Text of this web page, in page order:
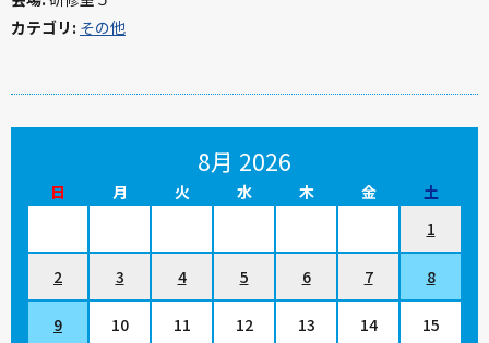
カテゴリ: その他
8月 2026
日 月 火 水 木 金
土
1
2 3 4 5 6 7 8
9 10 11 12 13 14 15